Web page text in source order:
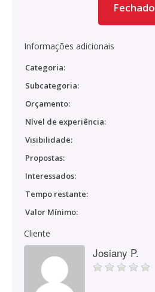
Fechado
Informações adicionais
Categoria:
Subcategoria:
Orçamento:
Nível de experiência:
Visibilidade:
Propostas:
Interessados:
Tempo restante:
Valor Mínimo:
Cliente
Josiany P.